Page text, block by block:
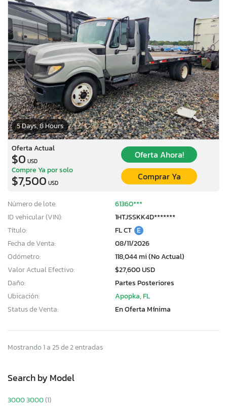
5 Days, 8 Hours
Oferta Actual
$0 USD
Oferta Ahora!
Compre Ya por solo
$7,500 USD
Comprar Ya
Número de lote:
61360***
ID vehicular (VIN):
1HTJSSKK4D*******
Título:
FL CT E
Fecha de Venta:
08/11/2026
Odómetro:
118,044 mi (No Actual)
Valor Actual Efectivo:
$27,600 USD
Daño:
Partes Posteriores
Ubicación:
Apopka, FL
Status de Venta:
En Oferta Mínima
Mostrando 1 a 25 de 2 entradas
Search by Model
3000 3000(1)